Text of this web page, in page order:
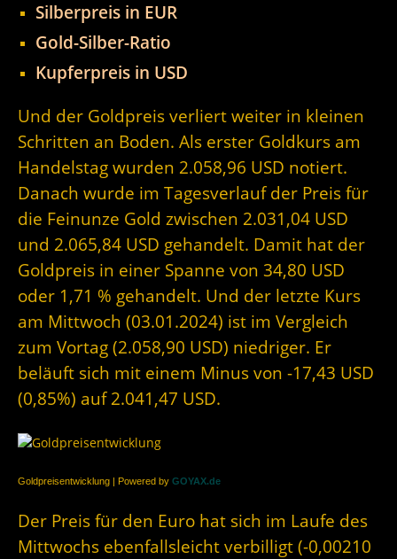
Silberpreis in EUR
Gold-Silber-Ratio
Kupferpreis in USD
Und der Goldpreis verliert weiter in kleinen
Schritten an Boden. Als erster Goldkurs am
Handelstag wurden 2.058,96 USD notiert.
Danach wurde im Tagesverlauf der Preis für
die Feinunze Gold zwischen 2.031,04 USD
und 2.065,84 USD gehandelt. Damit hat der
Goldpreis in einer Spanne von 34,80 USD
oder 1,71 % gehandelt. Und der letzte Kurs
am Mittwoch (03.01.2024) ist im Vergleich
zum Vortag (2.058,90 USD) niedriger. Er
beläuft sich mit einem Minus von -17,43 USD
(0,85%) auf 2.041,47 USD.
Goldpreisentwicklung | Powered by GOYAX.de
Der Preis für den Euro hat sich im Laufe des
Mittwochs ebenfallsleicht verbilligt (-0,00210